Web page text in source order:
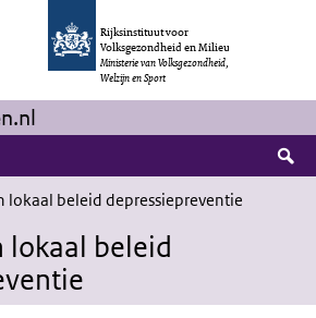
gaan
Rijksinstituut voor
Volksgezondheid en Milieu
Ministerie van Volksgezondheid,
Welzijn en Sport
lokaal beleid depressiepreventie
lokaal beleid